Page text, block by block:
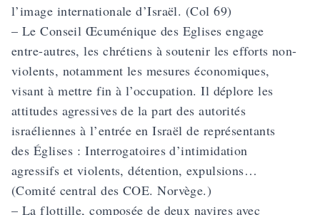
l’image internationale d’Israël. (Col 69)
– Le Conseil Œcuménique des Eglises engage
entre-autres, les chrétiens à soutenir les efforts non-
violents, notamment les mesures économiques,
visant à mettre fin à l’occupation. Il déplore les
attitudes agressives de la part des autorités
israéliennes à l’entrée en Israël de représentants
des Églises : Interrogatoires d’intimidation
agressifs et violents, détention, expulsions…
(Comité central des COE. Norvège.)
– La flottille, composée de deux navires avec